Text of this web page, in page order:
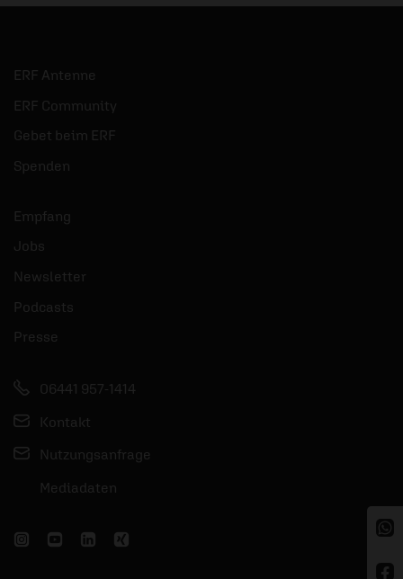
ERF Antenne
ERF Community
Gebet beim ERF
Spenden
Empfang
Jobs
Newsletter
Podcasts
Presse
06441 957-1414
Kontakt
Nutzungsanfrage
Mediadaten